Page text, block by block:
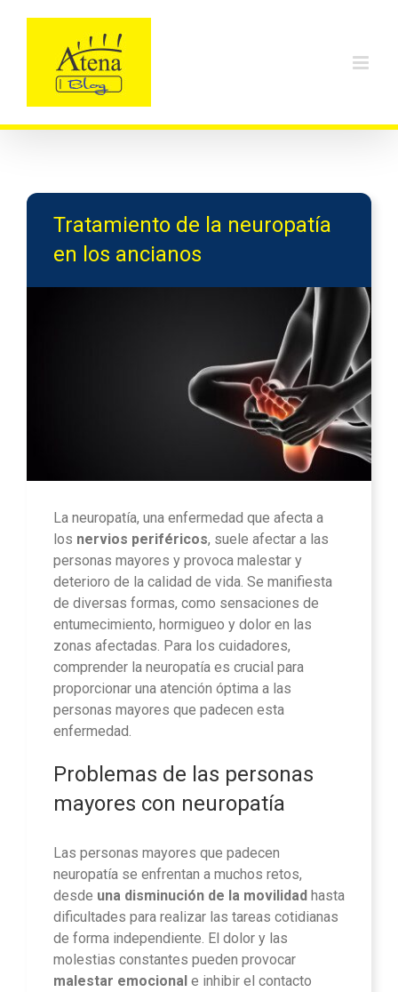
Tratamiento de la neuropatía
en los ancianos
La neuropatía, una enfermedad que afecta a
los nervios periféricos, suele afectar a las
personas mayores y provoca malestar y
deterioro de la calidad de vida. Se manifiesta
de diversas formas, como sensaciones de
entumecimiento, hormigueo y dolor en las
zonas afectadas. Para los cuidadores,
comprender la neuropatía es crucial para
proporcionar una atención óptima a las
personas mayores que padecen esta
enfermedad.
Problemas de las personas
mayores con neuropatía
Las personas mayores que padecen
neuropatía se enfrentan a muchos retos,
desde una disminución de la movilidad hasta
dificultades para realizar las tareas cotidianas
de forma independiente. El dolor y las
molestias constantes pueden provocar
malestar emocional e inhibir el contacto